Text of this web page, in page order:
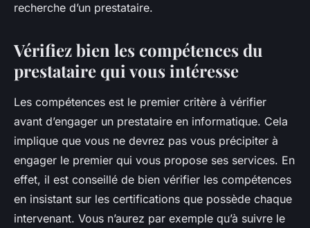
recherche d’un prestataire.
Vérifiez bien les compétences du
prestataire qui vous intéresse
Les compétences est le premier critère à vérifier
avant d’engager un prestataire en informatique. Cela
implique que vous ne devrez pas vous précipiter à
engager le premier qui vous propose ses services. En
effet, il est conseillé de bien vérifier les compétences
en insistant sur les certifications que possède chaque
intervenant. Vous n’aurez par exemple qu’à suivre le